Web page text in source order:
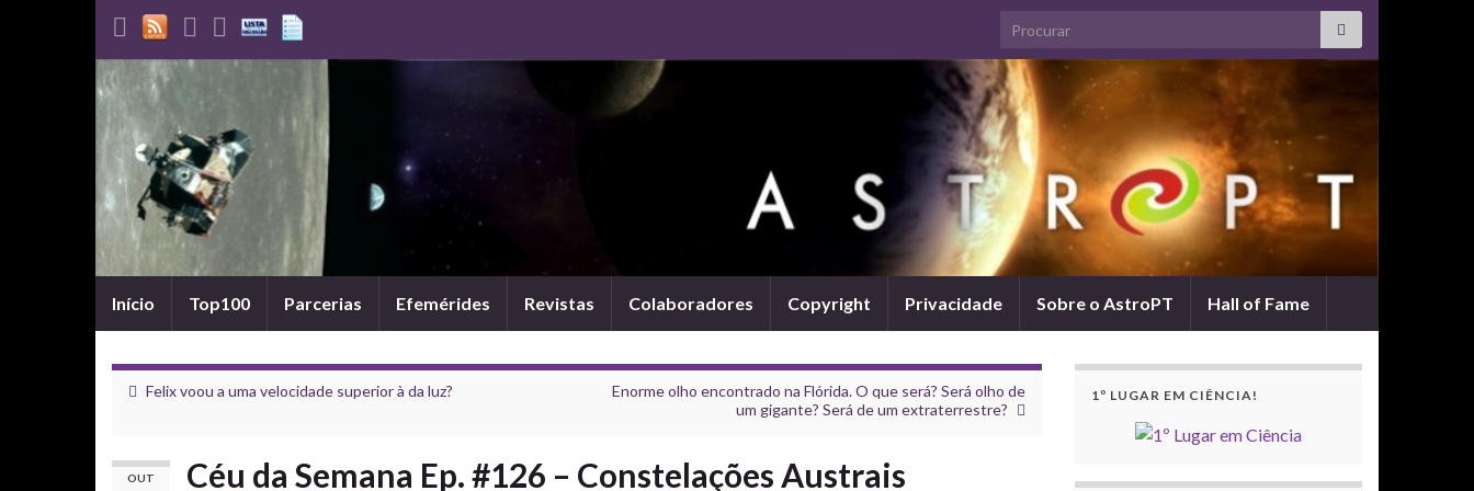
Search for:
Início Top100 Parcerias Efemérides Revistas Colaboradores Copyright Privacidade Sobre o AstroPT Hall of Fame
Felix voou a uma velocidade superior à da luz?
Enorme olho encontrado na Flórida. O que será? Será olho de
um gigante? Será de um extraterrestre?
OUT Céu da Semana Ep. #126 – Constelações Austrais
1º LUGAR EM CIÊNCIA!